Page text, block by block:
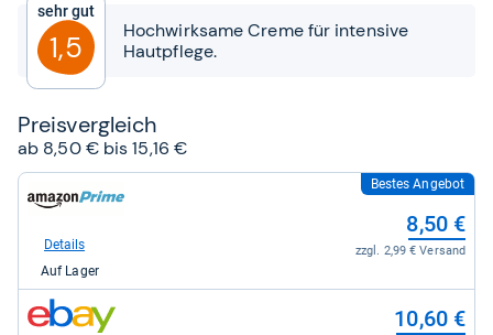
Sternen
Sehr gut
1,5
Hochwirksame Creme für intensive
Hautpflege.
Preis­ver­gleich
ab 8,50 € bis 15,16 €
Shop:
Amazon.de
8,50
kaufen.
Bestes Angebot
8,50 €
zzgl. 2,99 € Versand
Details
Auf Lager
zum
Shop:
10,60 €